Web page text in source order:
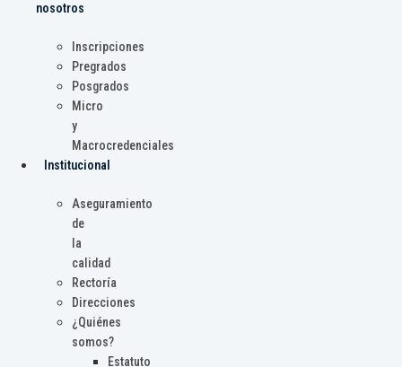
nosotros
Inscripciones
Pregrados
Posgrados
Micro
y
Macrocredenciales
Institucional
Aseguramiento
de
la
calidad
Rectoría
Direcciones
¿Quiénes
somos?
Estatuto